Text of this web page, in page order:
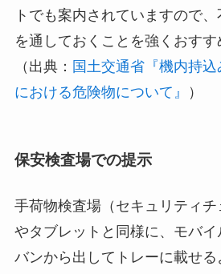
トでも案内されていますので
を通しておくことを強くおすす
（出典： 国土交通省『機内持
における危険物について』
）
保安検査場での提示
手荷物検査場（セキュリティ
やタブレットと同様に、モバ
バンから出してトレーに載せる